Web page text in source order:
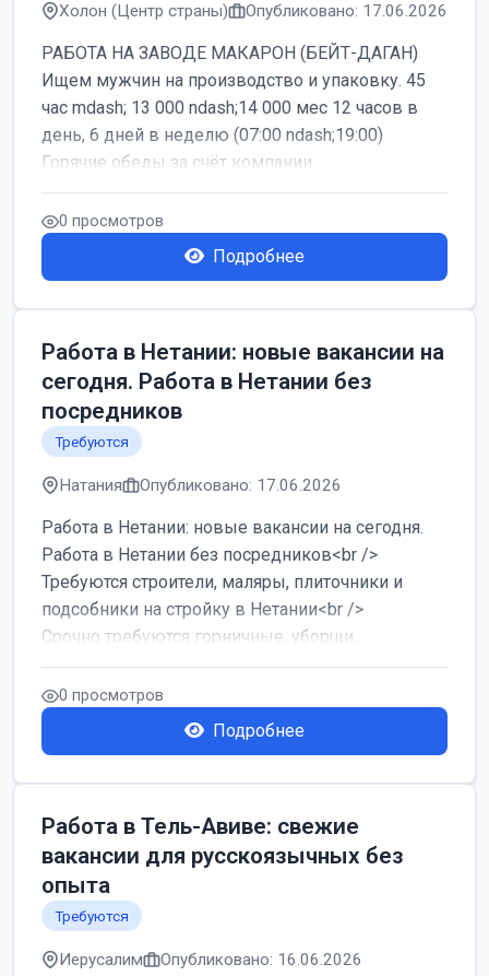
Холон (Центр страны) Опубликовано: 17.06.2026
РАБОТА НА ЗАВОДЕ МАКАРОН (БЕЙТ-ДАГАН)
Ищем мужчин на производство и упаковку. 45
час mdash; 13 000 ndash;14 000 мес 12 часов в
день, 6 дней в неделю (07:00 ndash;19:00)
Горячие обеды за счёт компании ...
0 просмотров
Подробнее
Работа в Нетании: новые вакансии на
сегодня. Работа в Нетании без
посредников
Требуются
Натания Опубликовано: 17.06.2026
Работа в Нетании: новые вакансии на сегодня.
Работа в Нетании без посредников<br />
Требуются строители, маляры, плиточники и
подсобники на стройку в Нетании<br />
Срочно требуются горничные, уборщи...
0 просмотров
Подробнее
Работа в Тель-Авиве: свежие
вакансии для русскоязычных без
опыта
Требуются
Иерусалим Опубликовано: 16.06.2026